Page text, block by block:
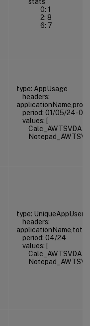
0: 1
2: 8
6: 7
type: AppUsage
headers:
period: 01/05/24-
values: [
Calc_AWTSVDA-
type: UniqueAppUsers
headers:
period: 04/24
values: [
Calc_AWTSVDA-